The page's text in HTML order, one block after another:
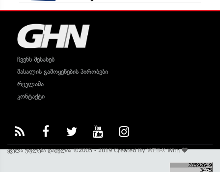
ჩვენს შესახებ
მასალის გამოყენების პირობები
რეკლამა
კონტაქტი
ყველა უფლება დაცულია ©2005 - 2019 Created ByWEB-XWith